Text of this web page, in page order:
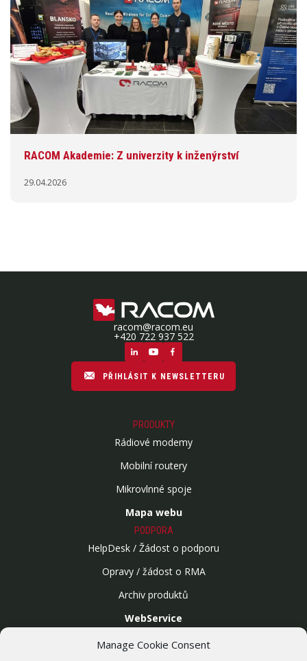
Manage Cookie Consent
RACOM Akademie: Z univerzity k inženýrství
29.04.2026
racom@racom.eu
+420 722 937 522
PŘIHLÁSIT K NEWSLETTERU
PRODUKTY
Rádiové modemy
Mobilní routery
Mikrovlnné spoje
Mapa webu
PODPORA
HelpDesk / Žádost o podporu
Opravy / žádost o RMA
Archiv produktů
WebService
Bezdrátové sítě